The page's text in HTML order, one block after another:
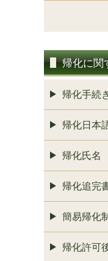
帰化に関
帰化手続
帰化日本
帰化氏名
帰化追完
簡易帰化
帰化許可